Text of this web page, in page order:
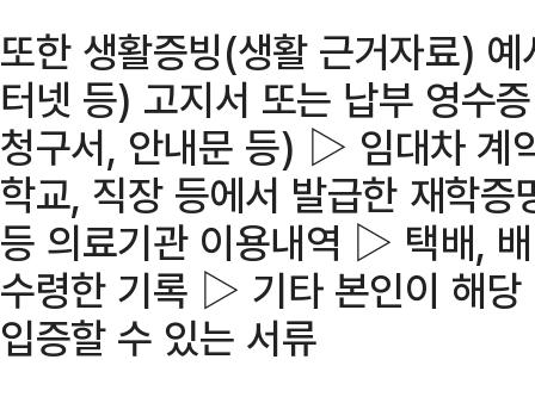
또한 생활증빙(생활 근거자료)
터넷 등) 고지서 또는 납부 영수
청구서, 안내문 등) ▷ 임대차 계
학교, 직장 등에서 발급한 재학
등 의료기관 이용내역 ▷ 택배,
수령한 기록 ▷ 기타 본인이 해당
입증할 수 있는 서류